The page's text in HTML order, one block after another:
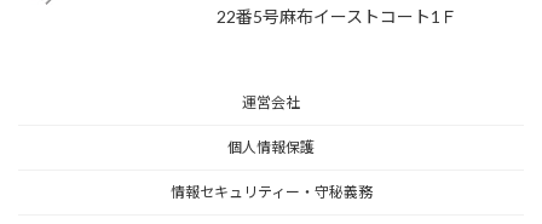
22番5号麻布イーストコート1Ｆ
運営会社
個人情報保護
情報セキュリティー・守秘義務